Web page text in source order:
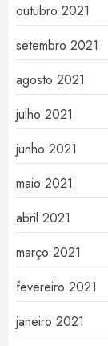
outubro 2021
setembro 2021
agosto 2021
julho 2021
junho 2021
maio 2021
abril 2021
março 2021
fevereiro 2021
janeiro 2021